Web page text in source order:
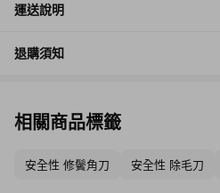
運送說明
退購須知
相關商品標籤
安全性 修鬢角刀 安全性 除毛刀